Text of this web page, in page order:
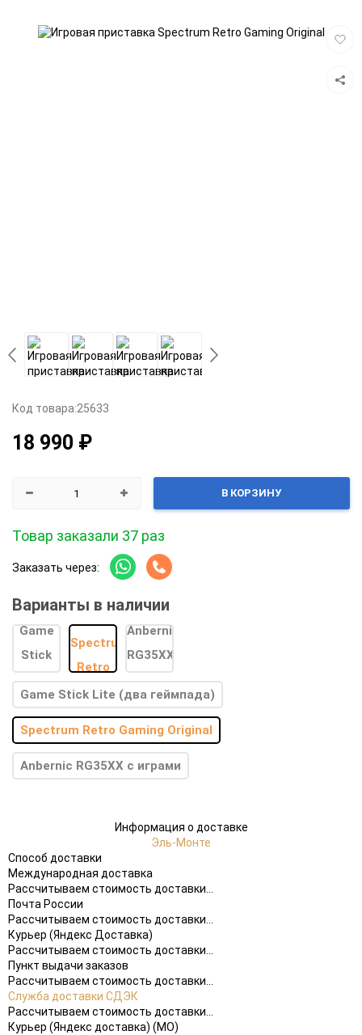
Код товара:25633
18 990 ₽
В КОРЗИНУ
Товар заказали 37 раз
Заказать через:
Варианты в наличии
Game Stick Lite (два геймпада)
Spectrum Retro Gaming Original
Anbernic RG35XX с играми
Информация о доставке
Эль-Монте
Способ доставки
Международная доставка
Рассчитываем стоимость доставки...
Почта России
Рассчитываем стоимость доставки...
Курьер (Яндекс Доставка)
Рассчитываем стоимость доставки...
Пункт выдачи заказов
Рассчитываем стоимость доставки...
Служба доставки СДЭК
Рассчитываем стоимость доставки...
Курьер (Яндекс доставка) (МО)